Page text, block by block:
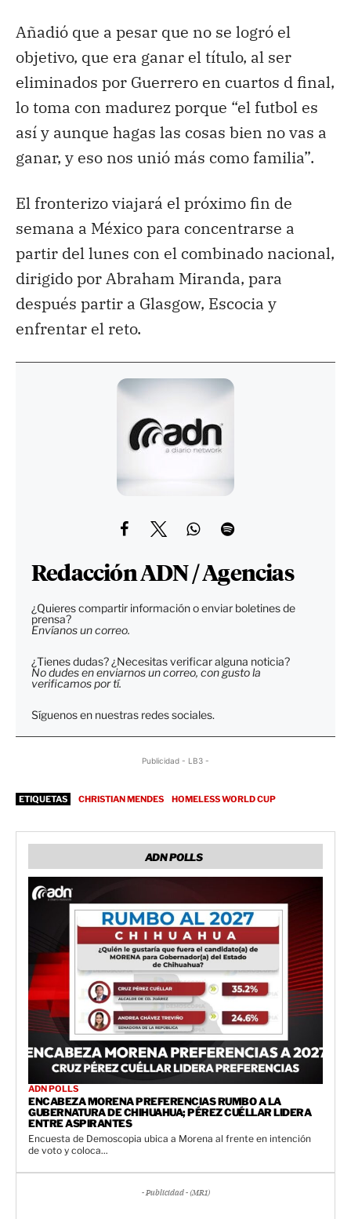
Añadió que a pesar que no se logró el
objetivo, que era ganar el título, al ser
eliminados por Guerrero en cuartos d final,
lo toma con madurez porque “el futbol es
así y aunque hagas las cosas bien no vas a
ganar, y eso nos unió más como familia”.
El fronterizo viajará el próximo fin de
semana a México para concentrarse a
partir del lunes con el combinado nacional,
dirigido por Abraham Miranda, para
después partir a Glasgow, Escocia y
enfrentar el reto.
Redacción ADN / Agencias
¿Quieres compartir información o enviar boletines de
prensa?
Envíanos un correo.
¿Tienes dudas? ¿Necesitas verificar alguna noticia?
No dudes en enviarnos un correo, con gusto la
verificamos por tí.
Síguenos en nuestras redes sociales.
Publicidad - LB3 -
ETIQUETAS CHRISTIAN MENDES HOMELESS WORLD CUP
ADN POLLS
ADN POLLS
ENCABEZA MORENA PREFERENCIAS RUMBO A LA
GUBERNATURA DE CHIHUAHUA; PÉREZ CUÉLLAR LIDERA
ENTRE ASPIRANTES
Encuesta de Demoscopia ubica a Morena al frente en intención
de voto y coloca...
- Publicidad - (MR1)